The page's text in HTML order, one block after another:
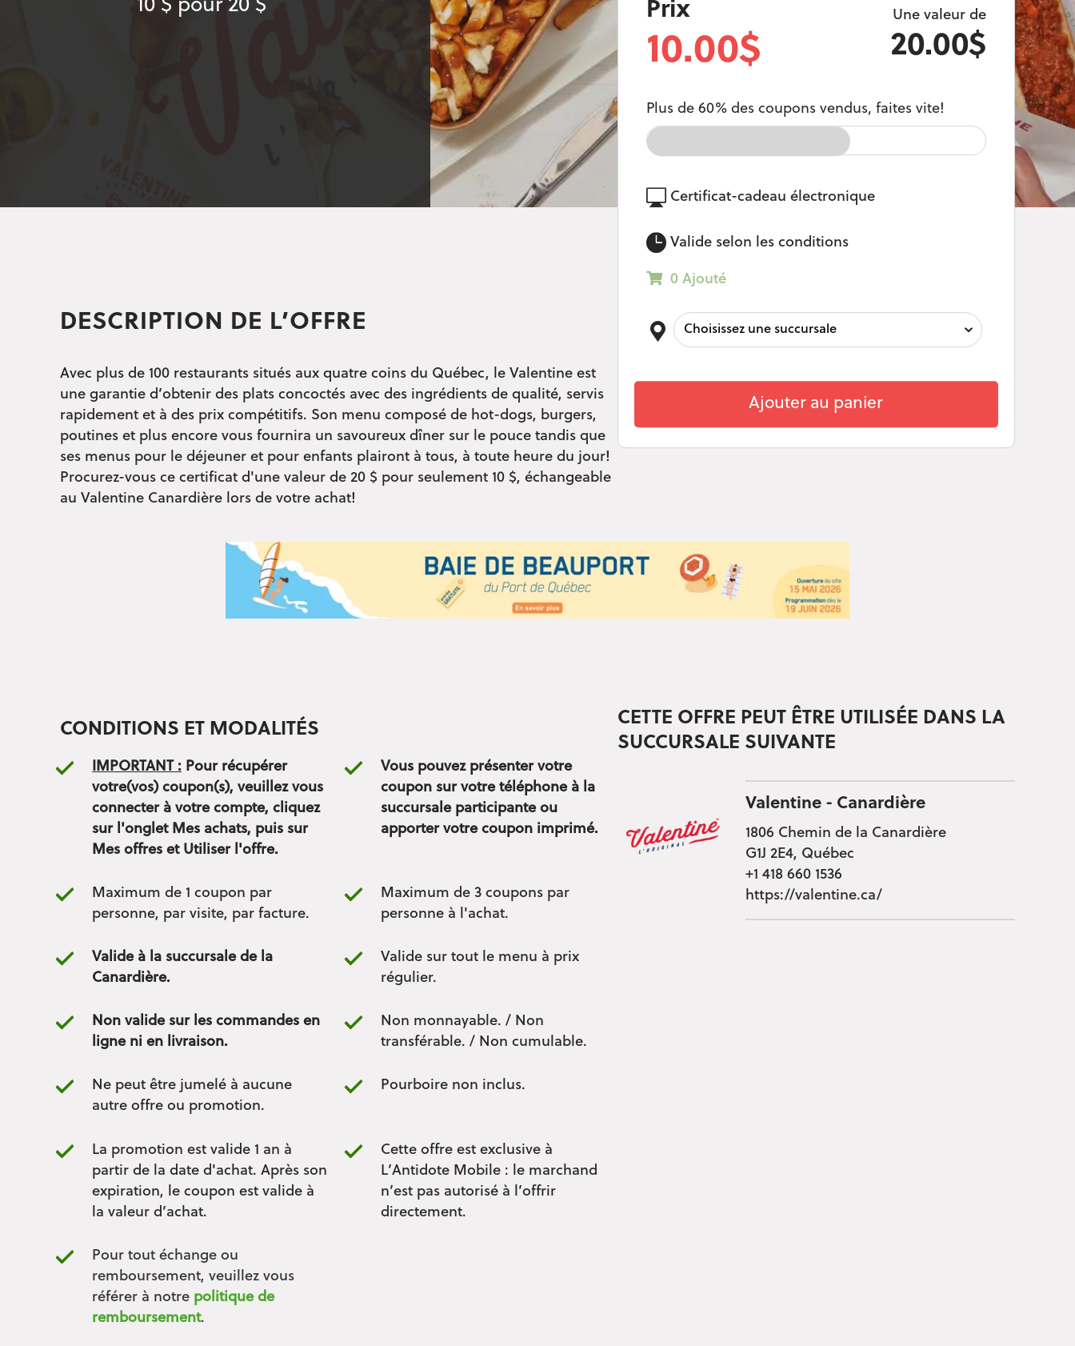
10 $ pour 20 $
DESCRIPTION DE L’OFFRE
Avec plus de 100 restaurants situés aux quatre coins du Québec, le Valentine est
une garantie d’obtenir des plats concoctés avec des ingrédients de qualité, servis
rapidement et à des prix compétitifs. Son menu composé de hot-dogs, burgers,
poutines et plus encore vous fournira un savoureux dîner sur le pouce tandis que
ses menus pour le déjeuner et pour enfants plairont à tous, à toute heure du jour!
Procurez-vous ce certificat d'une valeur de 20 $ pour seulement 10 $, échangeable
au Valentine Canardière lors de votre achat!
Prix
10.00$
Une valeur de
20.00$
Plus de 60% des coupons vendus, faites vite!
Certificat-cadeau électronique
Valide selon les conditions
0 Ajouté
Ajouter au panier
CONDITIONS ET MODALITÉS
IMPORTANT : Pour récupérer
votre(vos) coupon(s), veuillez vous
connecter à votre compte, cliquez
sur l'onglet Mes achats, puis sur
Mes offres et Utiliser l'offre.
Vous pouvez présenter votre
coupon sur votre téléphone à la
succursale participante ou
apporter votre coupon imprimé.
Maximum de 1 coupon par
personne, par visite, par facture.
Maximum de 3 coupons par
personne à l'achat.
Valide à la succursale de la
Canardière.
Valide sur tout le menu à prix
régulier.
Non valide sur les commandes en
ligne ni en livraison.
Non monnayable. / Non
transférable. / Non cumulable.
Ne peut être jumelé à aucune
autre offre ou promotion.
Pourboire non inclus.
La promotion est valide 1 an à
partir de la date d'achat. Après son
expiration, le coupon est valide à
la valeur d’achat.
Cette offre est exclusive à
L’Antidote Mobile : le marchand
n’est pas autorisé à l’offrir
directement.
Pour tout échange ou
remboursement, veuillez vous
référer à notre politique de
remboursement.
CETTE OFFRE PEUT ÊTRE UTILISÉE DANS LA
SUCCURSALE SUIVANTE
Valentine - Canardière
1806 Chemin de la Canardière
G1J 2E4, Québec
+1 418 660 1536
https://valentine.ca/